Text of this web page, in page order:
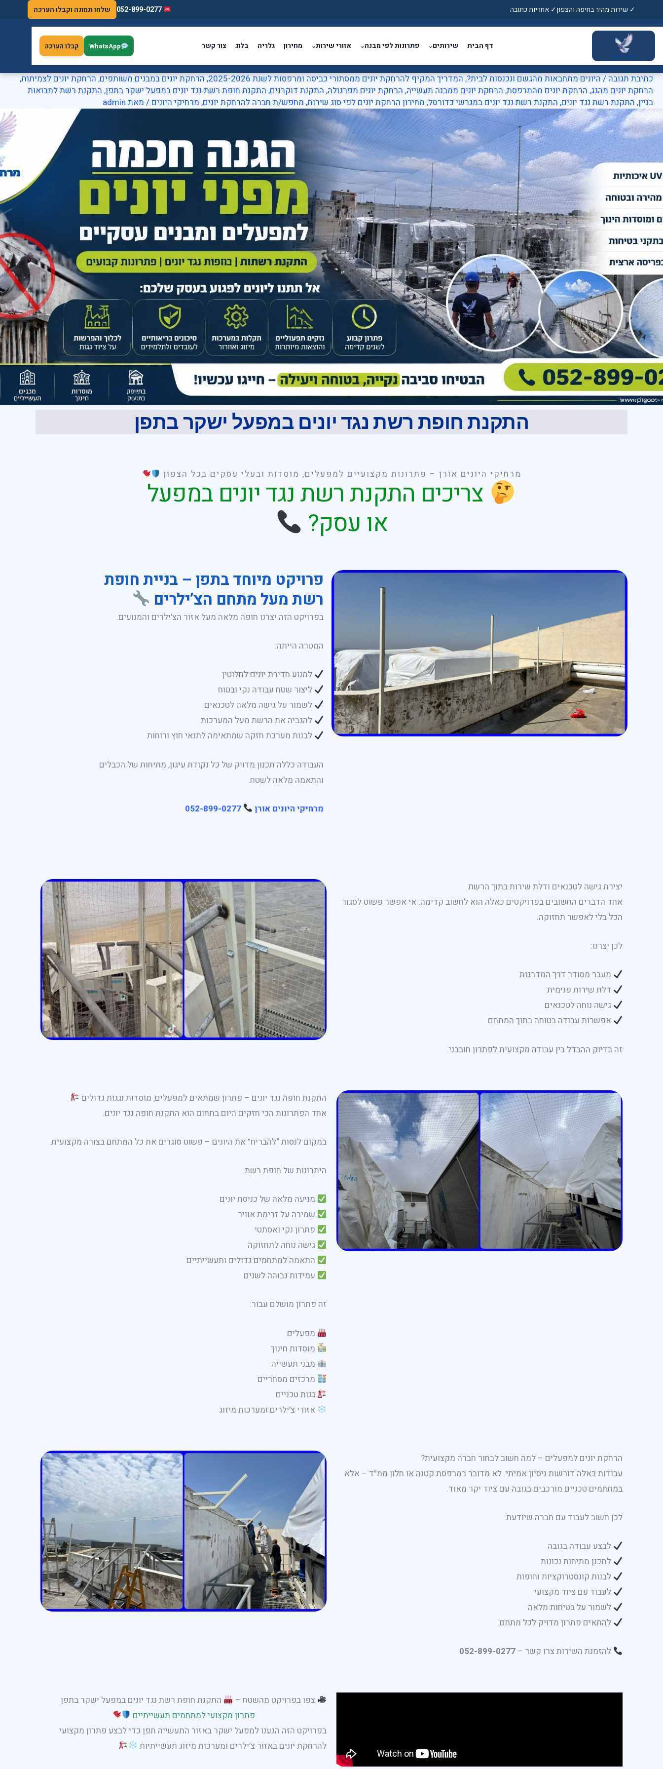
✓ שירות מהיר בחיפה והצפון✓ אחריות כתובה שלחו תמונה וקבלו הערכה
דף הבית שירותים⌄ פתרונות לפי מבנה⌄ אזורי שירות⌄ מחירון גלריה בלוג צור קשר WhatsApp קבלו הערכה
כתיבת תגובה/היונים מתחבאות מהגשם ונכנסות לבית?,המדריך המקיף להרחקת יונים ממסתורי כביסה ומרפסות לשנת 2025-2026 ,הרחקת יונים במבנים משותפים,הרחקת יונים לצמיתות,
הרחקת יונים מהגג, הרחקת יונים מהמרפסת, הרחקת יונים ממבנה תעשייה, הרחקת יונים מפרגולה, התקנת דוקרנים, התקנת חופת רשת נגד יונים במפעל ישקר בתפן, התקנת רשת למבואות
בניין, התקנת רשת נגד יונים, התקנת רשת נגד יונים במגרשי כדורסל, מחירון הרחקת יונים לפי סוג שירות, מחפש/ת חברה להרחקת יונים, מרחיקי היונים / מאת admin
התקנת חופת רשת נגד יונים במפעל ישקר בתפן
מרחיקי היונים אורן – פתרונות מקצועיים למפעלים, מוסדות ובעלי עסקים בכל הצפון
צריכים התקנת רשת נגד יונים במפעל
או עסק?
פרויקט מיוחד בתפן – בניית חופת
רשת מעל מתחם הצ’ילרים
בפרויקט הזה יצרנו חופה מלאה מעל אזור הצ’ילרים והמנועים.
המטרה הייתה:
למנוע חדירת יונים לחלוטין
ליצור שטח עבודה נקי ובטוח
לשמור על גישה מלאה לטכנאים
להגביה את הרשת מעל המערכות
לבנות מערכת חזקה שמתאימה לתנאי חוץ ורוחות
העבודה כללה תכנון מדויק של כל נקודת עיגון, מתיחות של הכבלים
והתאמה מלאה לשטח.
מרחיקי היונים אורן 052-899-0277
יצירת גישה לטכנאים ודלת שירות בתוך הרשת
אחד הדברים החשובים בפרויקטים כאלה הוא לחשוב קדימה. אי אפשר פשוט לסגור
הכל בלי לאפשר תחזוקה.
לכן יצרנו:
מעבר מסודר דרך המדרגות
דלת שירות פנימית
גישה נוחה לטכנאים
אפשרות עבודה בטוחה בתוך המתחם
זה בדיוק ההבדל בין עבודה מקצועית לפתרון חובבני.
התקנת חופה נגד יונים – פתרון שמתאים למפעלים, מוסדות וגגות גדולים
אחד הפתרונות הכי חזקים היום בתחום הוא התקנת חופה נגד יונים.
במקום לנסות “להבריח” את היונים – פשוט סוגרים את כל המתחם בצורה מקצועית.
היתרונות של חופת רשת:
מניעה מלאה של כניסת יונים
שמירה על זרימת אוויר
פתרון נקי ואסתטי
גישה נוחה לתחזוקה
התאמה למתחמים גדולים ותעשייתיים
עמידות גבוהה לשנים
זה פתרון מושלם עבור:
מפעלים
מוסדות חינוך
מבני תעשייה
מרכזים מסחריים
גגות טכניים
אזורי צ’ילרים ומערכות מיזוג
הרחקת יונים למפעלים – למה חשוב לבחור חברה מקצועית?
עבודות כאלה דורשות ניסיון אמיתי. לא מדובר במרפסת קטנה או חלון ממ״ד – אלא
במתחמים טכניים מורכבים בגובה עם ציוד יקר מאוד.
לכן חשוב לעבוד עם חברה שיודעת:
לבצע עבודה בגובה
לתכנן מתיחות נכונות
לבנות קונסטרוקציות וחופות
לעבוד עם ציוד מקצועי
לשמור על בטיחות מלאה
להתאים פתרון מדויק לכל מתחם
להזמנת השירות צרו קשר –052-899-0277
צפו בפרויקט מהשטח –
התקנת חופת רשת נגד יונים במפעל ישקר בתפן
פתרון מקצועי למתחמים תעשייתיים
בפרויקט הזה הגענו למפעל ישקר באזור התעשייה תפן כדי לבצע פתרון מקצועי
להרחקת יונים באזור צ’ילרים ומערכות מיזוג תעשייתיות